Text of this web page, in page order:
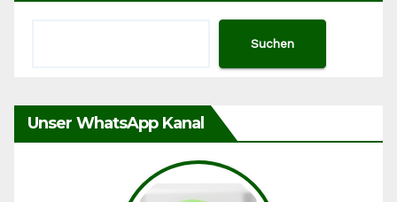
Suchen
Unser WhatsApp Kanal